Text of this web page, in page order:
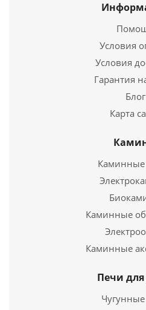
Купить в
Печь для бани Ермак газо
26 300
Купить в
Условия
Условия
Гарантия
Блог
Карта
Каминные
Каминные
Каминные
Печи